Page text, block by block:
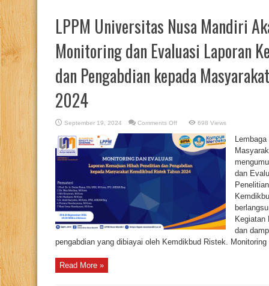
LPPM Universitas Nusa Mandiri
Monitoring dan Evaluasi Laporan
dan Pengabdian kepada
2024
September 19, 2024 Comments Offon
Universitas
Nusa
Mandiri
Akan
Mengadakan
Kegiatan
Monitoring
Penelitian
dan
Pengabdian
Masyarakat
698 Views
dan
Kegiatan
dan
pengabdian yang dibiayai oleh Kemdikbud Ristek.
Read More »